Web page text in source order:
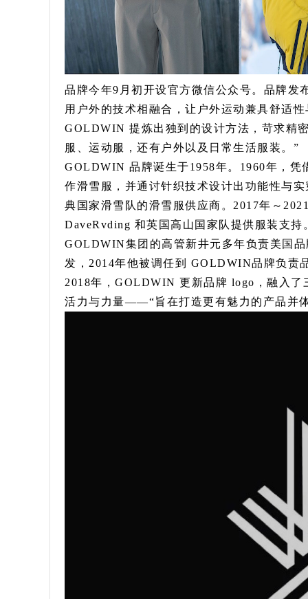
品牌今年9月初开设官方微信公众号。品牌
用户外的技术相融合，让户外运动兼具舒适
GOLDWIN 提炼出独到的设计方法，苛求精
服、运动服，还有户外以及日常生活服装。”
GOLDWIN 品牌诞生于1958年。1960年，
作滑雪服，并通讨针织技术设计出功能性与
典国家滑雪队的滑雪服供应商。2017年～
DaveRvding 和英国高山国家队提供服装支持
GOLDWIN集团的高管新井元多年负责美国
发，2014年他被调任到 GOLDWIN品牌负责
2018年，GOLDWIN 更新品牌 logo，融入
活力与力量——“旨在打造更有魅力的产品并